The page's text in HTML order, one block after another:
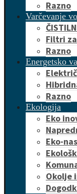
Razno
Varčevanje
Filtri
Razno
Energetsko
Razno
Ekologija
Eko
Eko-
Okolje